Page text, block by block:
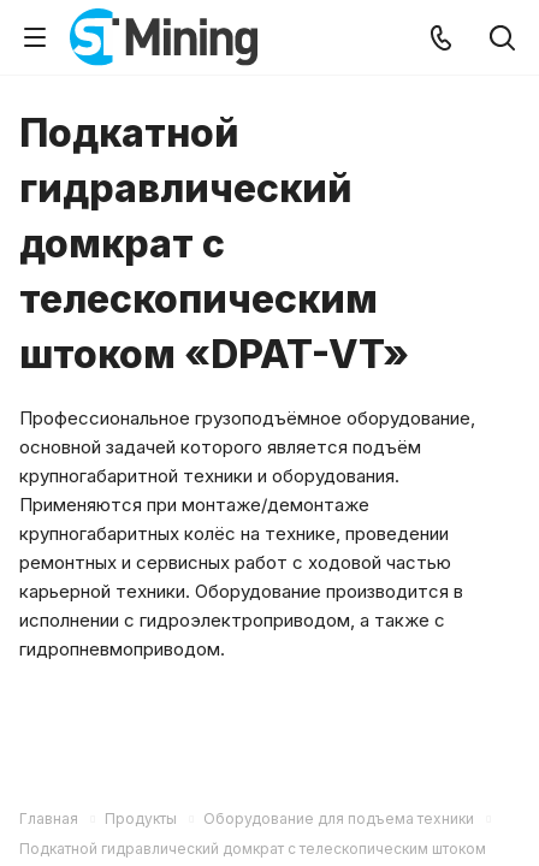
Подкатной
гидравлический
домкрат с
телескопическим
штоком «DPAT-VT»
Профессиональное грузоподъёмное оборудование,
основной задачей которого является подъём
крупногабаритной техники и оборудования.
Применяются при монтаже/демонтаже
крупногабаритных колёс на технике, проведении
ремонтных и сервисных работ с ходовой частью
карьерной техники. Оборудование производится в
исполнении с гидроэлектроприводом, а также с
гидропневмоприводом.
Главная Продукты
Оборудование для подъема техники
Подкатной гидравлический домкрат с телескопическим штоком